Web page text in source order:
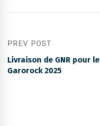
PREV POST
Livraison de GNR pour le
Garorock 2025